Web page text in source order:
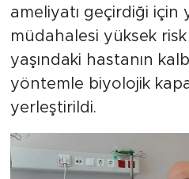
ameliyatı geçirdiği için
müdahalesi yüksek risk
yaşındaki hastanın
yöntemle biyolojik
yerleştirildi.